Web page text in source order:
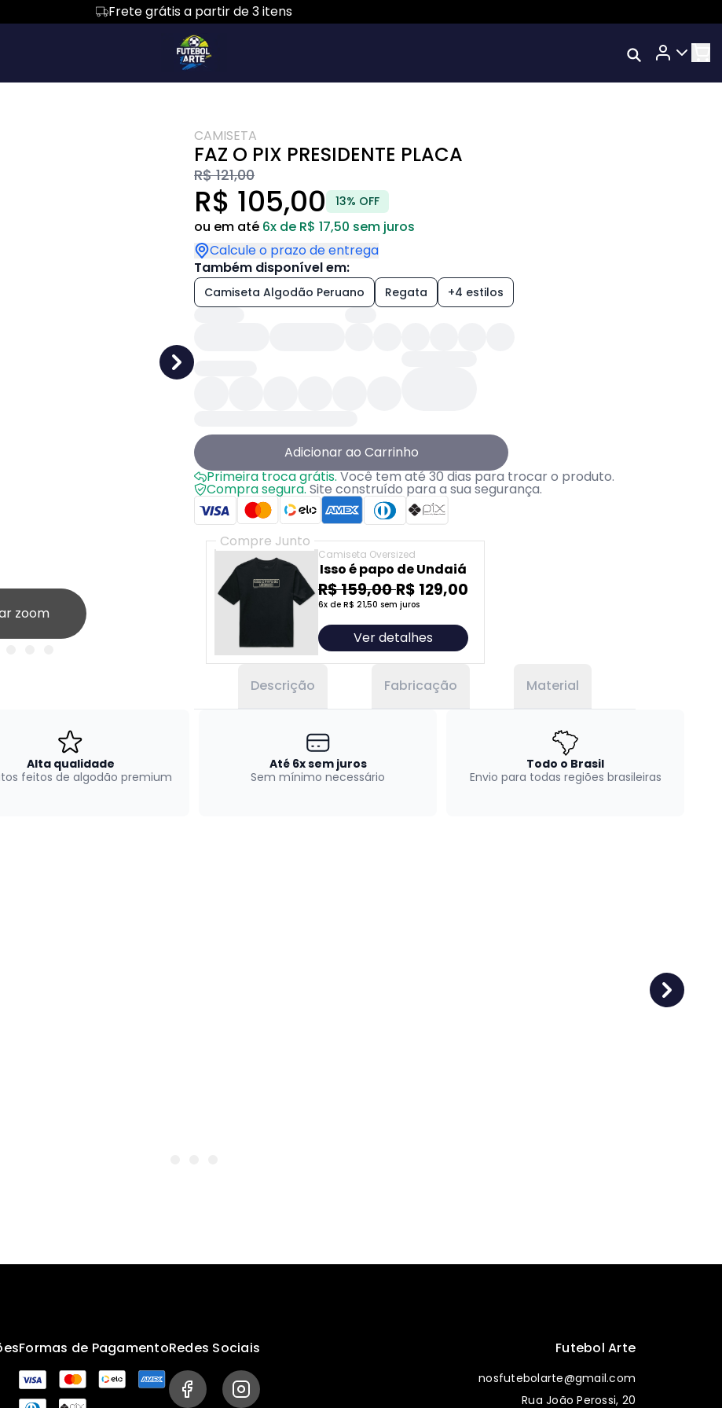
Frete grátis a partir de 3 itens
Regata
Cropped
Body Bebê
Regata
Rastrear Meu
zoom
CAMISETA
FAZ O PIX PRESIDENTE PLACA
R$ 121,00
R$ 105,00 13% OFF
ou em até 6x de R$ 17,50 sem juros
Calcule o prazo de entrega
Também disponível em:
Camiseta Algodão Peruano Regata +4 estilos
Adicionar ao Carrinho
Primeira troca grátis.Você tem até 30 dias para trocar o produto.
Compra segura.Site construído para a sua segurança.
Compre Junto
Camiseta Oversized
Isso é papo de Undaiá
R$ 159,00 R$ 129,00
6x de R$ 21,50 sem juros
Ver detalhes
Descrição Fabricação Material
Alta qualidade
feitos de algodão premium
Até 6x sem juros
Sem mínimo necessário
Todo o Brasil
Envio para todas regiões brasileiras
Formas de PagamentoRedes Sociais Futebol Arte
nosfutebolarte@gmail.com
Rua João Perossi, 20